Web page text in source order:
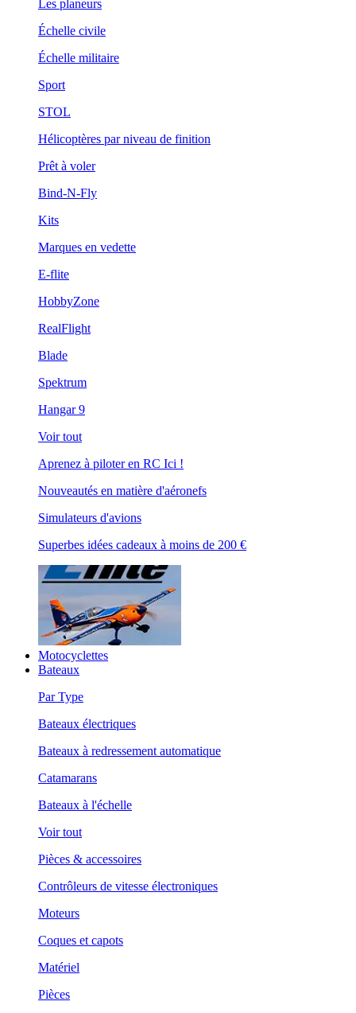
Les planeurs
Échelle civile
Échelle militaire
Sport
STOL
Hélicoptères par niveau de finition
Prêt à voler
Bind-N-Fly
Kits
Marques en vedette
E-flite
HobbyZone
RealFlight
Blade
Spektrum
Hangar 9
Voir tout
Aprenez à piloter en RC Ici !
Nouveautés en matière d'aéronefs
Simulateurs d'avions
Superbes idées cadeaux à moins de 200 €
Motocyclettes
Bateaux
Par Type
Bateaux électriques
Bateaux à redressement automatique
Catamarans
Bateaux à l'échelle
Voir tout
Pièces & accessoires
Contrôleurs de vitesse électroniques
Moteurs
Coques et capots
Matériel
Pièces